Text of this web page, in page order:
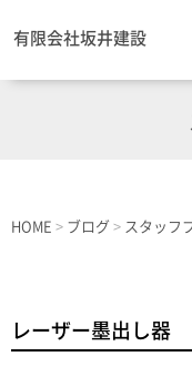
有限会社坂井建設
HOME > ブログ > スタッフ
レーザー墨出し器